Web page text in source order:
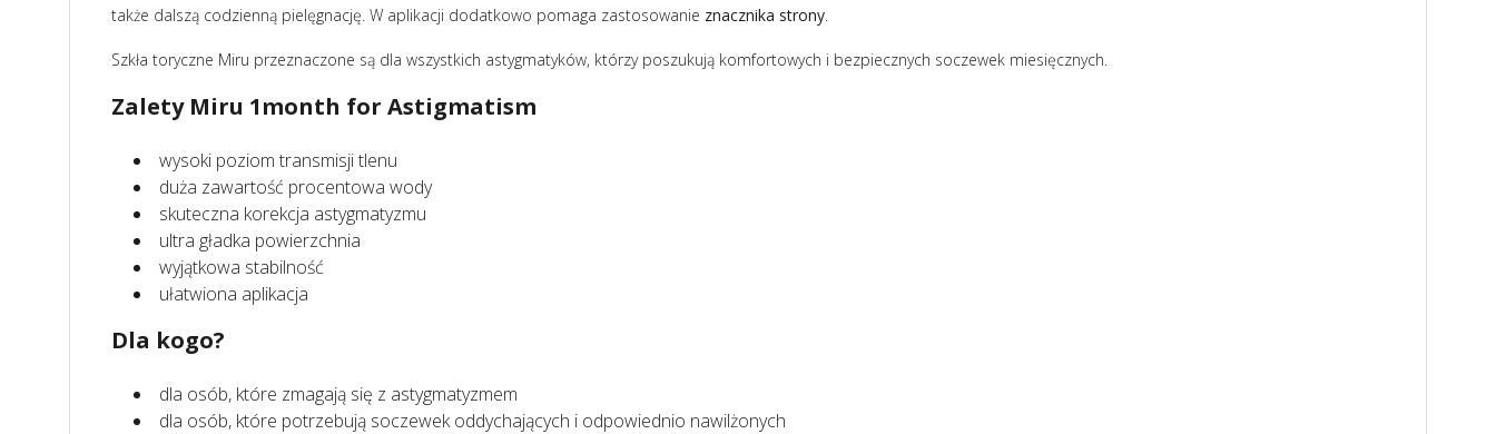
także dalszą codzienną pielęgnację. W aplikacji dodatkowo pomaga zastosowanie znacznika strony.
Szkła toryczne Miru przeznaczone są dla wszystkich astygmatyków, którzy poszukują komfortowych i bezpiecznych soczewek miesięcznych.
Zalety Miru 1month for Astigmatism
wysoki poziom transmisji tlenu
duża zawartość procentowa wody
skuteczna korekcja astygmatyzmu
ultra gładka powierzchnia
wyjątkowa stabilność
ułatwiona aplikacja
Dla kogo?
dla osób, które zmagają się z astygmatyzmem
dla osób, które potrzebują soczewek oddychających i odpowiednio nawilżonych